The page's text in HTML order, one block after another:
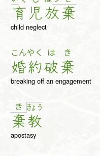
育児放棄
child neglect
こん
婚
やく
約
は
破
き
棄
breaking off an engagement
き
棄
きょ う
教
apostasy